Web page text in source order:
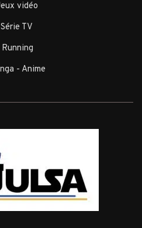
vidéo
TV
Running
- Anime